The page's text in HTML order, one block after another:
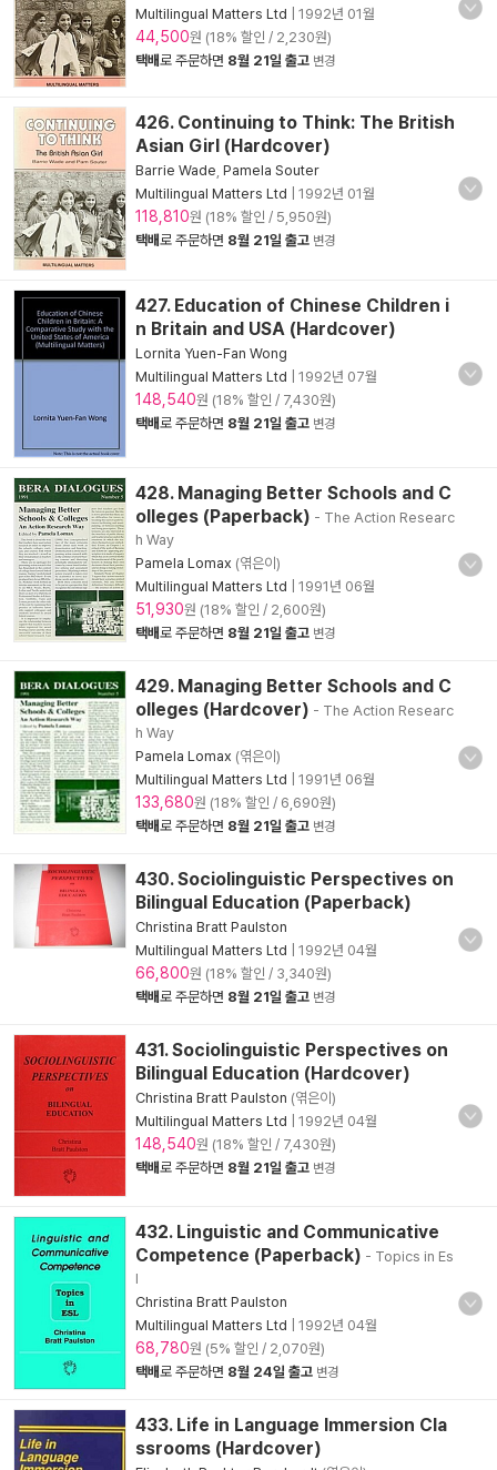
Multilingual Matters Ltd
1992년 01월
44,500원 (18% 할인 / 2,230원)
택배로 주문하면 8월 21일 출고 변경
426. Continuing to Think: The British
Asian Girl (Hardcover)
Barrie Wade Pamela Souter
Multilingual Matters Ltd
1992년 01월
118,810원 (18% 할인 / 5,950원)
택배로 주문하면 8월 21일 출고 변경
427. Education of Chinese Children i
n Britain and USA (Hardcover)
Lornita Yuen-Fan Wong
Multilingual Matters Ltd
1992년 07월
148,540원 (18% 할인 / 7,430원)
택배로 주문하면 8월 21일 출고 변경
428. Managing Better Schools and C
olleges (Paperback) - The Action Researc
h Way
Pamela Lomax (엮은이)
Multilingual Matters Ltd
1991년 06월
51,930원 (18% 할인 / 2,600원)
택배로 주문하면 8월 21일 출고 변경
429. Managing Better Schools and C
olleges (Hardcover) - The Action Researc
h Way
Pamela Lomax (엮은이)
Multilingual Matters Ltd
1991년 06월
133,680원 (18% 할인 / 6,690원)
택배로 주문하면 8월 21일 출고 변경
430. Sociolinguistic Perspectives on
Bilingual Education (Paperback)
Christina Bratt Paulston
Multilingual Matters Ltd
1992년 04월
66,800원 (18% 할인 / 3,340원)
택배로 주문하면 8월 21일 출고 변경
431. Sociolinguistic Perspectives on
Bilingual Education (Hardcover)
Christina Bratt Paulston (엮은이)
Multilingual Matters Ltd
1992년 04월
148,540원 (18% 할인 / 7,430원)
택배로 주문하면 8월 21일 출고 변경
432. Linguistic and Communicative
Competence (Paperback) - Topics in Es
l
Christina Bratt Paulston
Multilingual Matters Ltd
1992년 04월
68,780원 (5% 할인 / 2,070원)
택배로 주문하면 8월 24일 출고 변경
433. Life in Language Immersion Cla
ssrooms (Hardcover)